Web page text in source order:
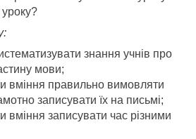
знання учнів про
мови;
вміння правильно вимовляти
записувати їх на письмі;
вміння записувати час різними